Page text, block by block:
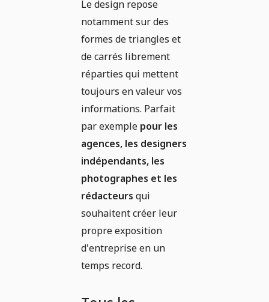
Le design repose
notamment sur des
formes de triangles et
de carrés librement
réparties qui mettent
toujours en valeur vos
informations. Parfait
par exemple pour les
agences, les designers
indépendants, les
photographes et les
rédacteurs qui
souhaitent créer leur
propre exposition
d'entreprise en un
temps record.